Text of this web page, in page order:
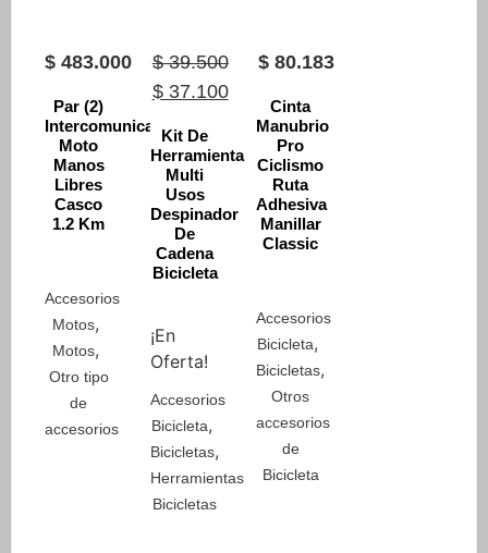
$ 483.000
Par (2)
Intercomunicador
Moto
Manos
Libres
Casco
1.2 Km
Accesorios
Motos,
Motos,
Otro tipo
de
accesorios
$39.500
Original
was:
$ 39.500.
$37.100Current
price
is:
$ 37.100.
Kit De
Herramienta
Multi
Usos
Despinador
De
Cadena
Bicicleta
¡En
Oferta!
Accesorios
Bicicleta,
Bicicletas,
Herramientas
Bicicletas
$80.183
Cinta
Manubrio
Pro
Ciclismo
Ruta
Adhesiva
Manillar
Classic
Accesorios
Bicicleta,
Bicicletas,
Otros
accesorios
de
Bicicleta